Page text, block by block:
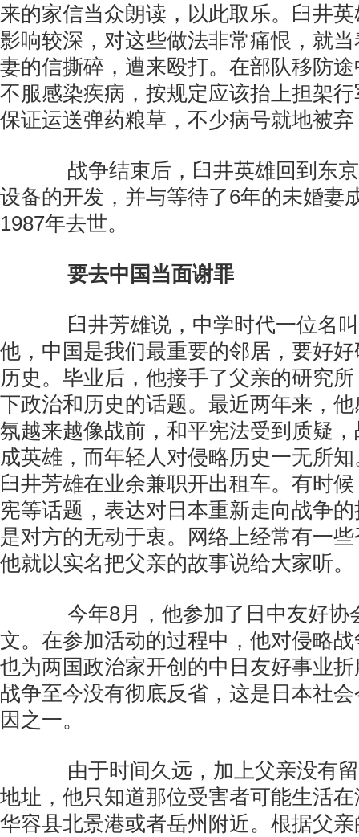
来的家信当众朗读，以此取乐。臼井
影响较深，对这些做法非常痛恨，就
妻的信撕碎，遭来殴打。在部队移防
不服感染疾病，按规定应该抬上担架
保证运送弹药粮草，不少病号就地被
战争结束后，臼井英雄回到东京
设备的开发，并与等待了6年的未婚妻
1987年去世。
要去中国当面谢罪
臼井芳雄说，中学时代一位名叫
他，中国是我们最重要的邻居，要好
历史。毕业后，他接手了父亲的研究
下政治和历史的话题。最近两年来，
氛越来越像战前，和平宪法受到质疑
成英雄，而年轻人对侵略历史一无所
臼井芳雄在业余兼职开出租车。有时
宪等话题，表达对日本重新走向战争
是对方的无动于衷。网络上经常有一
他就以实名把父亲的故事说给大家听。
今年8月，他参加了日中友好协
文。在参加活动的过程中，他对侵略
也为两国政治家开创的中日友好事业
战争至今没有彻底反省，这是日本社
因之一。
由于时间久远，加上父亲没有留
地址，他只知道那位受害者可能生活
华容县北景港或者岳州附近。根据父